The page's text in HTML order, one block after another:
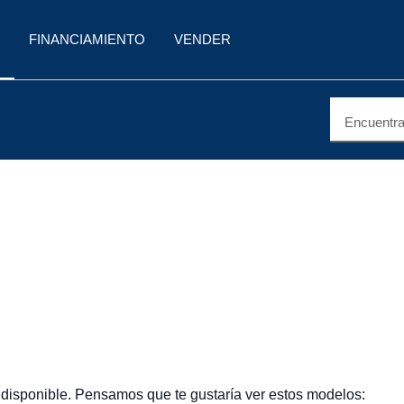
FINANCIAMIENTO VENDER
Pensamos que te gustaría ver estos modelos: